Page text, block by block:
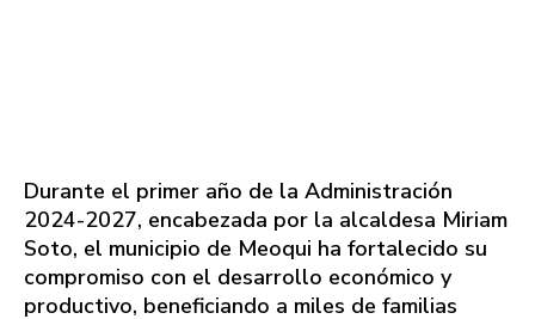
Durante el primer año de la Administración
2024-2027, encabezada por la alcaldesa Miriam
Soto, el municipio de Meoqui ha fortalecido su
compromiso con el desarrollo económico y
productivo, beneficiando a miles de familias